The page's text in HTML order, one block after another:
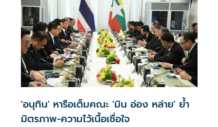
'อนุทิน' หารือเต็มคณะ 'มิน อ่อง หล่าย' ย้ำ
มิตรภาพ-ความไว้เนื้อเชื่อใจ